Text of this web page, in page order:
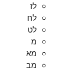
לז
לח
לט
מ
מא
מב